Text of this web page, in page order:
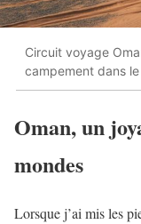
Circuit voyage
campement dans
Oman, un
mondes
Lorsque j’ai mis les